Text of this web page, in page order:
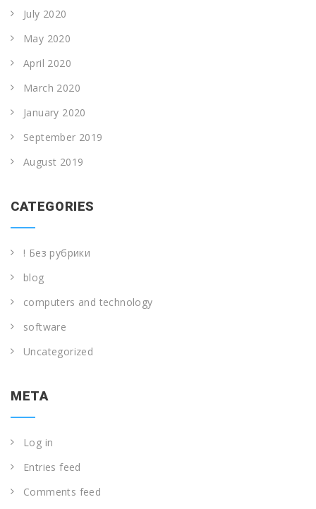
July 2020
May 2020
April 2020
March 2020
January 2020
September 2019
August 2019
CATEGORIES
! Без рубрики
blog
computers and technology
software
Uncategorized
META
Log in
Entries feed
Comments feed